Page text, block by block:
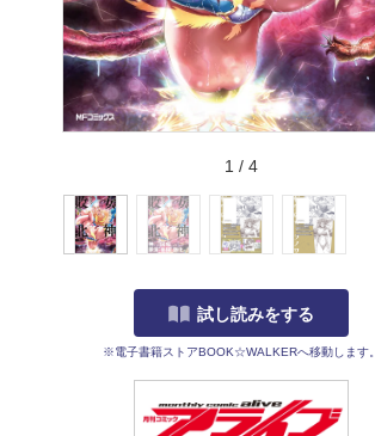
1 / 4
試し読みをする
※電子書籍ストアBOOK☆WALKERへ移動します。